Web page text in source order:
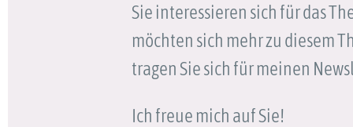
Sie interessieren sich für das
möchten sich mehr zu diesem
tragen Sie sich für meinen
Ich freue mich auf Sie!